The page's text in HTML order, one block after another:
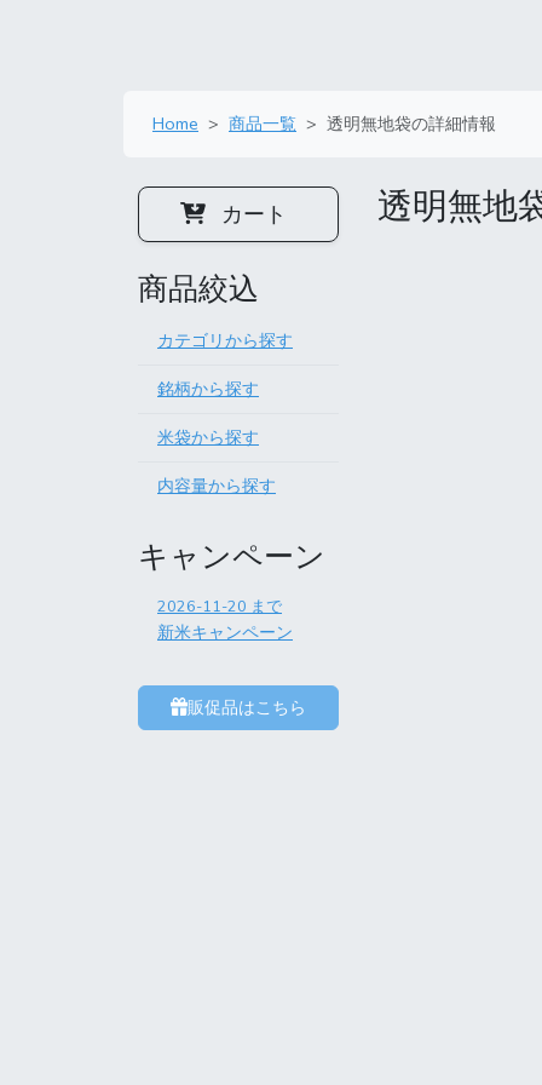
Home 商品一覧 透明無地袋の詳細情報
カート
商品絞込
カテゴリから探す
銘柄から探す
米袋から探す
内容量から探す
キャンペーン
2026-11-20 まで
新米キャンペーン
販促品はこちら
透明無地